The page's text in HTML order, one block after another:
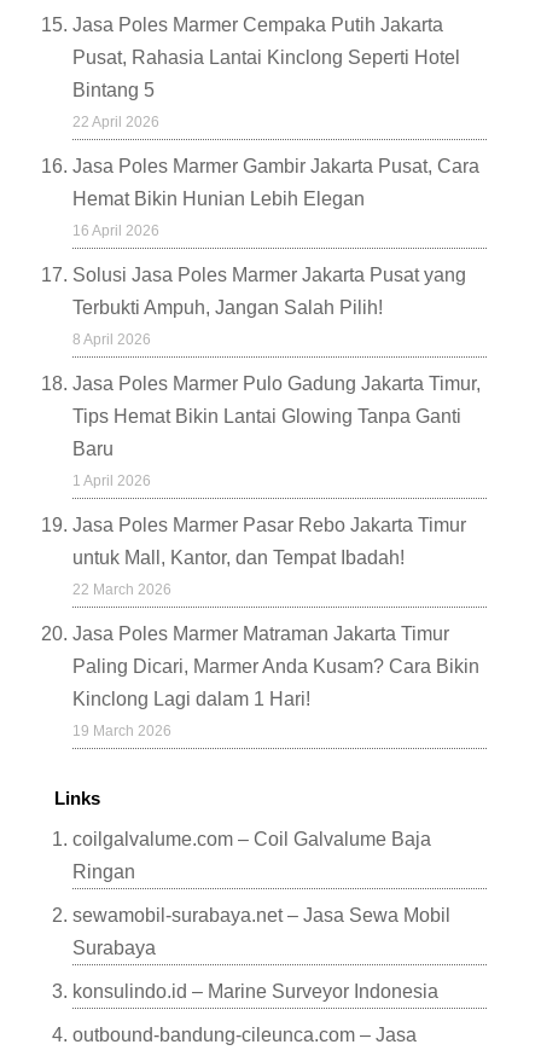
Jasa Poles Marmer Cempaka Putih Jakarta
Pusat, Rahasia Lantai Kinclong Seperti Hotel
Bintang 5
22 April 2026
Jasa Poles Marmer Gambir Jakarta Pusat, Cara
Hemat Bikin Hunian Lebih Elegan
16 April 2026
Solusi Jasa Poles Marmer Jakarta Pusat yang
Terbukti Ampuh, Jangan Salah Pilih!
8 April 2026
Jasa Poles Marmer Pulo Gadung Jakarta Timur,
Tips Hemat Bikin Lantai Glowing Tanpa Ganti
Baru
1 April 2026
Jasa Poles Marmer Pasar Rebo Jakarta Timur
untuk Mall, Kantor, dan Tempat Ibadah!
22 March 2026
Jasa Poles Marmer Matraman Jakarta Timur
Paling Dicari, Marmer Anda Kusam? Cara Bikin
Kinclong Lagi dalam 1 Hari!
19 March 2026
Links
coilgalvalume.com – Coil Galvalume Baja
Ringan
sewamobil-surabaya.net – Jasa Sewa Mobil
Surabaya
konsulindo.id – Marine Surveyor Indonesia
outbound-bandung-cileunca.com – Jasa